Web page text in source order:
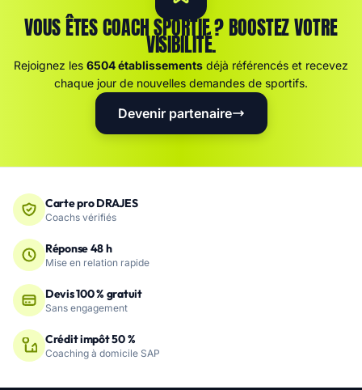
VOUS ÊTES COACH SPORTIF ? BOOSTEZ VOTRE
VISIBILITÉ.
Rejoignez les 6504 établissements déjà référencés et recevez
chaque jour de nouvelles demandes de sportifs.
Devenir partenaire
Carte pro DRAJES
Coachs vérifiés
Réponse 48 h
Mise en relation rapide
Devis 100 % gratuit
Sans engagement
Crédit impôt 50 %
Coaching à domicile SAP